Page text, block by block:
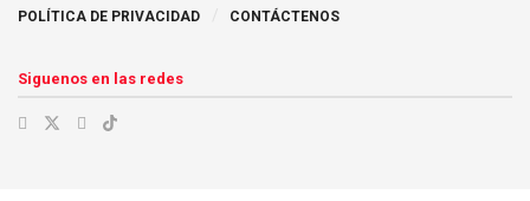
POLÍTICA DE PRIVACIDAD CONTÁCTENOS
Siguenos en las redes